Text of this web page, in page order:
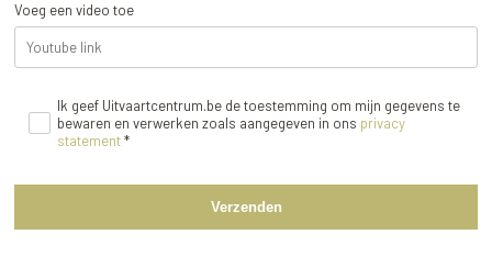
Voeg een video toe
Ik geef Uitvaartcentrum.be de toestemming om mijn gegevens te
bewaren en verwerken zoals aangegeven in ons privacy
statement*
Verzenden